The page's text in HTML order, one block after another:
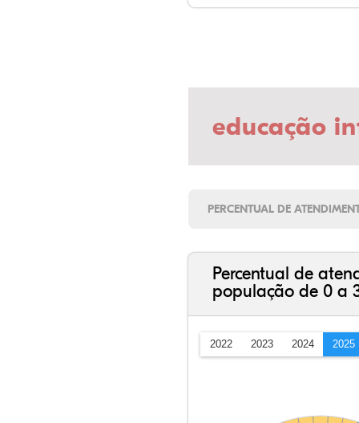
educação
PERCENTUAL DE
Percentual de
população de 0 a
2022 2023 2024 2025